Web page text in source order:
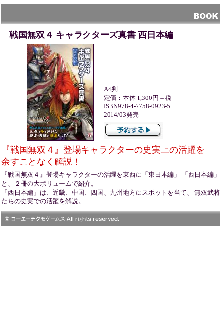
戦国無双４ キャラクターズ真書 西日本編
A4判
定価：本体 1,300円＋税
ISBN978-4-7758-0923-5
2014/03発売
『戦国無双４』登場キャラクターの史実上の活躍を
余すことなく解説！
『戦国無双４』登場キャラクターの活躍を東西に「東日本編」 「西日本編」
と、２冊の大ボリュームで紹介。
「西日本編」は、近畿、中国、四国、九州地方にスポットを当て、 無双武将
たちの史実での活躍を解説。